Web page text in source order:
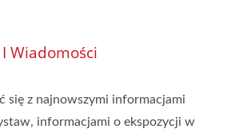
Wiadomości
się z najnowszymi informacjami
informacjami o ekspozycji w